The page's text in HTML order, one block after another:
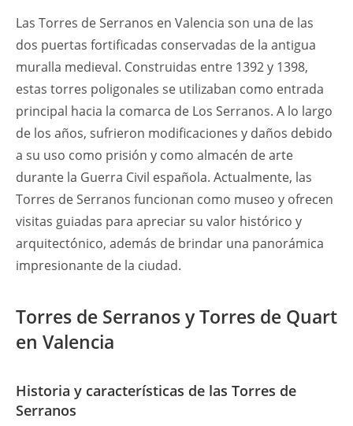
Las Torres de Serranos en Valencia son una de las
dos puertas fortificadas conservadas de la antigua
muralla medieval. Construidas entre 1392 y 1398,
estas torres poligonales se utilizaban como entrada
principal hacia la comarca de Los Serranos. A lo largo
de los años, sufrieron modificaciones y daños debido
a su uso como prisión y como almacén de arte
durante la Guerra Civil española. Actualmente, las
Torres de Serranos funcionan como museo y ofrecen
visitas guiadas para apreciar su valor histórico y
arquitectónico, además de brindar una panorámica
impresionante de la ciudad.
Torres de Serranos y Torres de Quart
en Valencia
Historia y características de las Torres de
Serranos